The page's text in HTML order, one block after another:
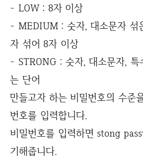
- LOW : 8자 이상
- MEDIUM : 숫자, 대소문자 섞
자 섞어 8자 이상
- STRONG : 숫자, 대소문자, 특
는 단어
만들고자 하는 비밀번호의 수준
번호를 입력합니다.
비밀번호를 입력하면 stong
기해줍니다.